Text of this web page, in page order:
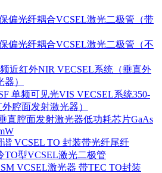
偏光纤耦合VCSEL激光二极管（带
偏光纤耦合VCSEL激光二极管（不
近红外NIR VECSEL系统（垂直外
）
单频可见光VIS VECSEL系统350-
腔面发射激光器）
直腔面发射激光器低功耗芯片GaAs
谐 VCSEL TO 封装带光纤尾纤
TO型VCSEL激光二极管
SM VCSEL激光器 带TEC TO封装